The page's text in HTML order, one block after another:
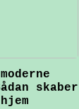
skaber